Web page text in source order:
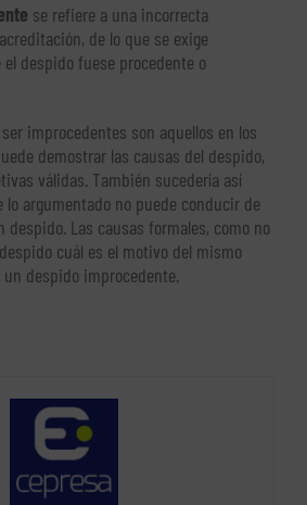
se refiere a una incorrecta
de lo que se exige
despido fuese procedente o
improcedentes son aquellos en los
demostrar las causas del despido,
válidas. También sucedería así
lo argumentado no puede conducir de
despido. Las causas formales, como no
cuál es el motivo del mismo
despido improcedente.